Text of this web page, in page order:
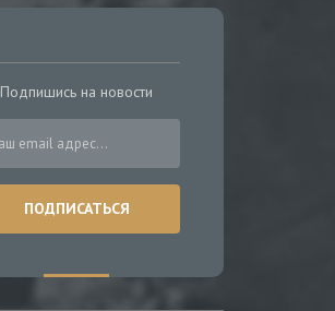
Подпишись на новости